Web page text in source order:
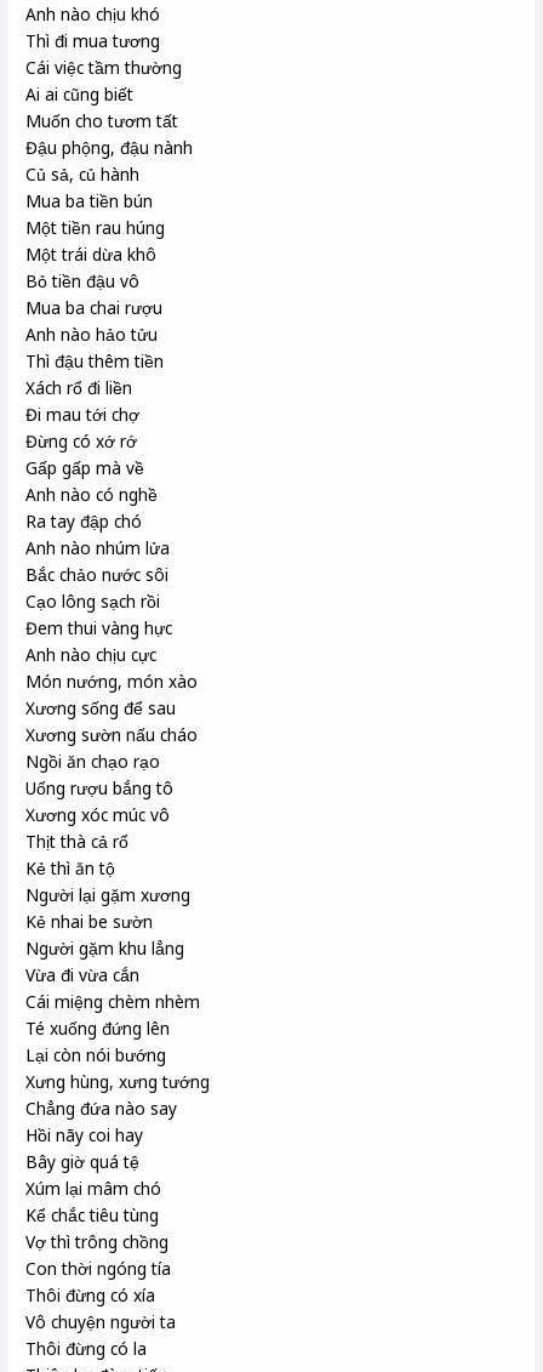
Anh nào chịu khó
Thì đi mua tương
Cái việc tầm thường
Ai ai cũng biết
Muốn cho tươm tất
Đậu phộng, đậu nành
Củ sả, củ hành
Mua ba tiền bún
Một tiền rau húng
Một trái dừa khô
Bỏ tiền đậu vô
Mua ba chai rượu
Anh nào hảo tửu
Thì đậu thêm tiền
Xách rổ đi liền
Đi mau tới chợ
Đừng có xớ rớ
Gấp gấp mà về
Anh nào có nghề
Ra tay đập chó
Anh nào nhúm lửa
Bắc chảo nước sôi
Cạo lông sạch rồi
Đem thui vàng hực
Anh nào chịu cực
Món nướng, món xào
Xương sống để sau
Xương sườn nấu cháo
Ngồi ăn chạo rạo
Uống rượu bắng tô
Xương xóc múc vô
Thịt thà cả rổ
Kẻ thì ăn tộ
Người lại gặm xương
Kẻ nhai be sườn
Người gặm khu lẳng
Vừa đi vừa cắn
Cái miệng chèm nhèm
Té xuống đứng lên
Lại còn nói bướng
Xưng hùng, xưng tướng
Chẳng đứa nào say
Hồi nãy coi hay
Bây giờ quá tệ
Xúm lại mâm chó
Kể chắc tiêu tùng
Vợ thì trông chồng
Con thời ngóng tía
Thôi đừng có xía
Vô chuyện người ta
Thôi đừng có la